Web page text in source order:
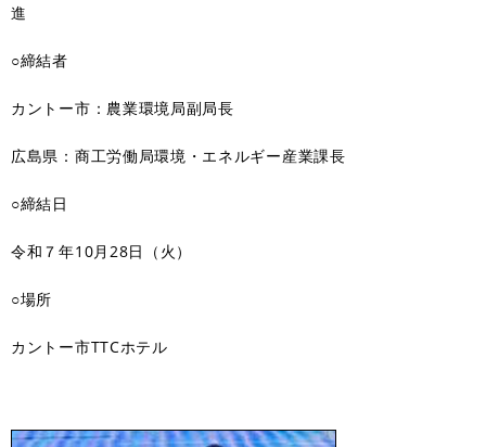
進
○締結者
カントー市：農業環境局副局長
広島県：商工労働局環境・エネルギー産業課長
○締結日
令和７年10月28日（火）
○場所
カントー市TTCホテル